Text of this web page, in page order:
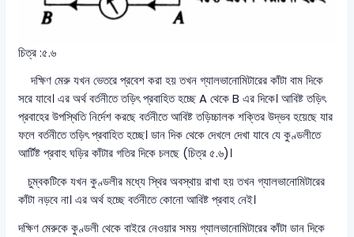
চিত্র :৫.৬
দক্ষিণ মেরু যখন ভেতরে প্রবেশ করা হয় তখন গ্যালভানোমিটারের কাঁটা বাম দিকে
সরে যাবে। এর অর্থ বর্তনীতে তড়িৎ প্রবাহিত হচ্ছে A থেকে B এর দিকে। আবিষ্ট তড়িৎ
প্রবাহের উপস্থিতি নির্দেশ করছে বর্তনীতে আবিষ্ট তড়িচ্চালক শক্তির উদ্ভব হয়েছে যার
ফলে বর্তনীতে তড়িৎ প্রবাহিত হচ্ছে। ডান দিক থেকে দেখলে দেখা যাবে যে কুণ্ডলীতে
আৰ্টিষ্ট প্রবাহ ঘড়ির কাঁটার গতির দিকে চলছে (চিত্র ৫.৬)।
চুম্বকটিকে যখন কুণ্ডলীর মধ্যে স্থির অবস্থায় রাখা হয় তখন গ্যালভানোমিটারের
কাঁটা নড়বে না। এর অর্থ হচ্ছে বর্তনীতে কোনো আবিষ্ট প্রবাহ নেই।
দক্ষিণ মেরুকে কুণ্ডলী থেকে বাইরে নেওয়ার সময় গ্যালভানোমিটারের কাঁটা ডান দিকে